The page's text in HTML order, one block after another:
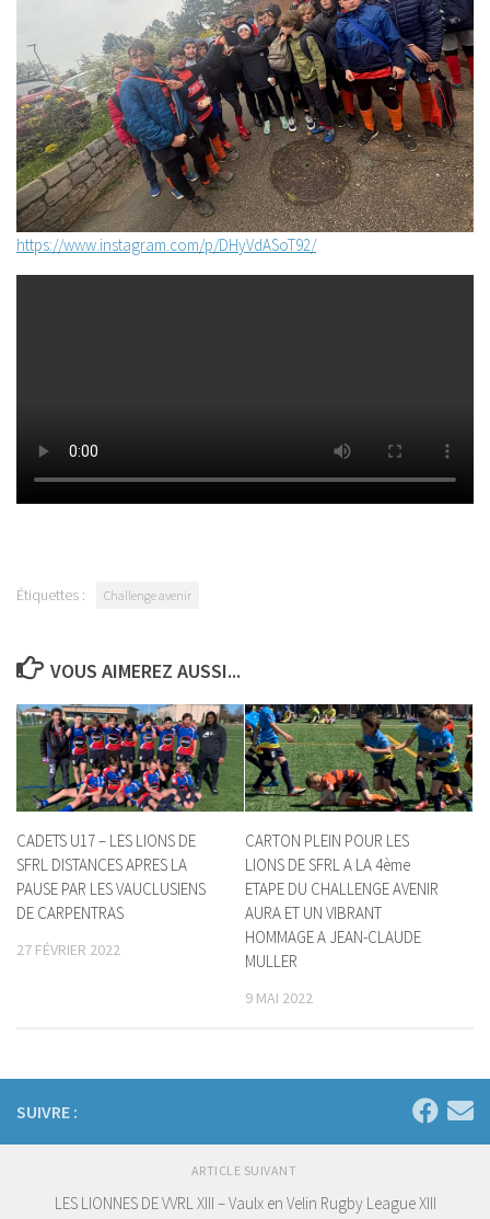
https://www.instagram.com/p/DHyVdASoT92/
Étiquettes : Challenge avenir
VOUS AIMEREZ AUSSI...
CADETS U17 – LES LIONS DE
SFRL DISTANCES APRES LA
PAUSE PAR LES VAUCLUSIENS
DE CARPENTRAS
27 FÉVRIER 2022
CARTON PLEIN POUR LES
LIONS DE SFRL A LA 4ème
ETAPE DU CHALLENGE AVENIR
AURA ET UN VIBRANT
HOMMAGE A JEAN-CLAUDE
MULLER
9 MAI 2022
SUIVRE :
ARTICLE SUIVANT
LES LIONNES DE VVRL XIII – Vaulx en Velin Rugby League XIII